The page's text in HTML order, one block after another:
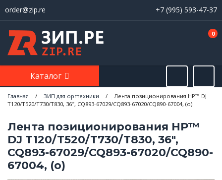
order@zip.re +7 (995) 593-47-37
0
Каталог
Главная / ЗИП для оргтехники /
Лента позиционирования HP™ DJ
T120/T520/T730/T830, 36″, CQ893-67029/CQ893-67020/CQ890-67004, (о)
Лента позиционирования HP™
DJ T120/T520/T730/T830, 36″,
CQ893-67029/CQ893-67020/CQ890-
67004, (о)